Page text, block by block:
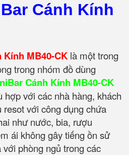
Cánh Kính
Kính MB40-CK là một trong
trong nhóm đồ dùng
Cánh Kính MB40-CK
với các nhà hàng, khách
resot với công dụng chứa
như nước, bia, rượu
ái không gây tiếng ồn sử
phòng ngủ trong các